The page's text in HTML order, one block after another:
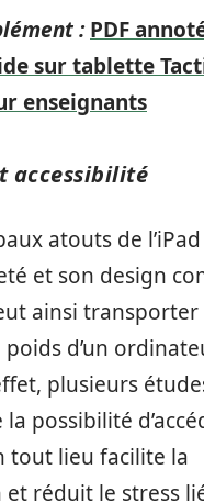
: PDF
sur tablette
enseignants
accessibilité
atouts de
et son design
ainsi transporter
poids d’un
plusieurs
possibilité
tout lieu facilite la
réduit le stress